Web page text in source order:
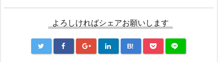
よろしければシェアお願いします
B!